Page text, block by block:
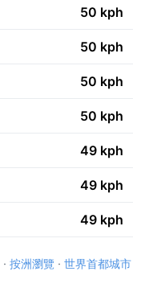
50 kph
50 kph
50 kph
50 kph
49 kph
49 kph
49 kph
· 按洲瀏覽 · 世界首都城市